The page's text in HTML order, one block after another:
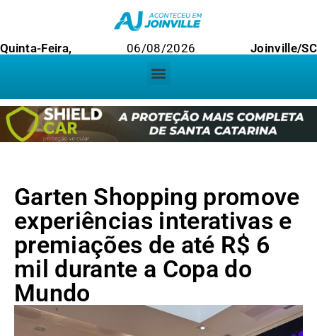
Quinta-Feira, 06/08/2026 Joinville/SC
Garten Shopping promove
experiências interativas e
premiações de até R$ 6
mil durante a Copa do
Mundo